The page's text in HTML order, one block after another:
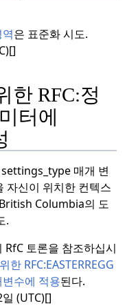
은 표준화 시도.
한 RFC:정
터에
매개 변
자신이 위치한 컨텍스
Columbia의 도
.
RfC 토론을 참조하십시
한 RFC:EASTERREGG
수에 적용된다.
(UTC)[]